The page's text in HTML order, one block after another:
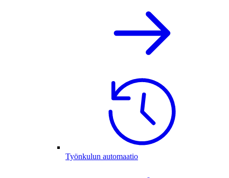
Työnkulun automaatio